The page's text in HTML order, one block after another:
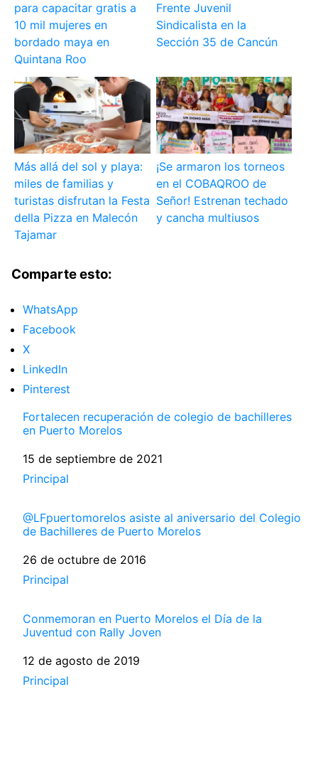
para capacitar gratis a
10 mil mujeres en
bordado maya en
Quintana Roo
Frente Juvenil
Sindicalista en la
Sección 35 de Cancún
Más allá del sol y playa:
miles de familias y
turistas disfrutan la Festa
della Pizza en Malecón
Tajamar
¡Se armaron los torneos
en el COBAQROO de
Señor! Estrenan techado
y cancha multiusos
Comparte esto:
WhatsApp
Facebook
X
LinkedIn
Pinterest
Fortalecen recuperación de colegio de bachilleres
en Puerto Morelos
Fecha
15 de septiembre de 2021
Respecto a
Principal
@LFpuertomorelos asiste al aniversario del Colegio
de Bachilleres de Puerto Morelos
Fecha
26 de octubre de 2016
Respecto a
Principal
Conmemoran en Puerto Morelos el Día de la
Juventud con Rally Joven
Fecha
12 de agosto de 2019
Respecto a
Principal